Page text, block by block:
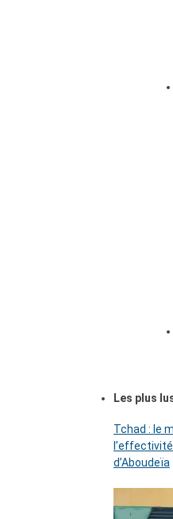
Les plus
Tchad : le
d’Aboudeïa